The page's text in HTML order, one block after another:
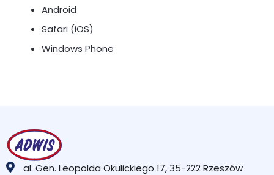
Android
Safari (iOS)
Windows Phone
al. Gen. Leopolda Okulickiego 17, 35-222 Rzeszów